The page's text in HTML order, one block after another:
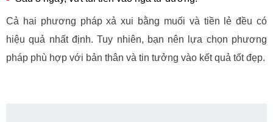
Cả hai phương pháp xả xui bằng muối và tiền lẻ đều có
hiệu quả nhất định. Tuy nhiên, bạn nên lựa chọn phương
pháp phù hợp với bản thân và tin tưởng vào kết quả tốt đẹp.